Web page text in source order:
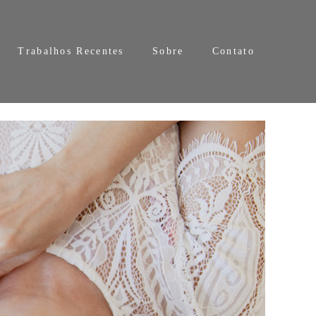
Trabalhos Recentes Sobre Contato